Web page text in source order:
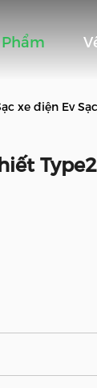
xe điện Ev
Type2